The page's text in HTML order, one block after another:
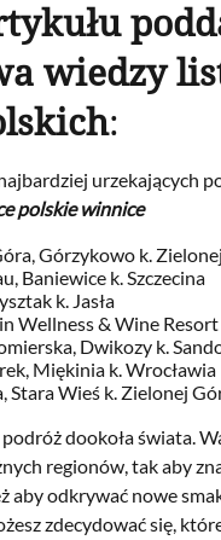
wiedzy
:
urzekających
polskie winnice
Górzykowo k.
Baniewice k. Szczecina
k. Jasła
Wellness & Wine Resort
Dwikozy k.
Miękinia k. Wrocławia
Stara Wieś k. Zielonej
dookoła świata.
regionów, tak aby
aby odkrywać nowe
zdecydować się,